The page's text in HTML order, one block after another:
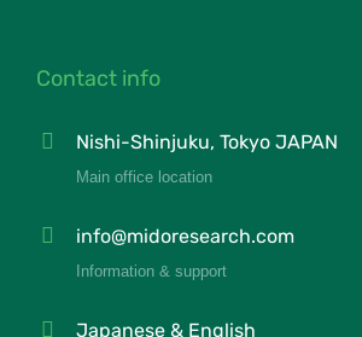
Contact info
Nishi-Shinjuku, Tokyo JAPAN
Main office location
info@midoresearch.com
Information & support
Japanese & English